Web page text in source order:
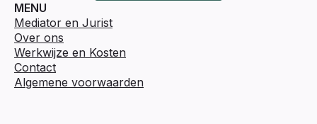
MENU
Mediator en Jurist
Over ons
Werkwijze en Kosten
Contact
Algemene voorwaarden